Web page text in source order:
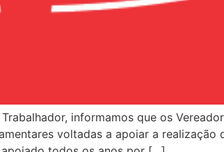
informamos que os
voltadas a apoiar a